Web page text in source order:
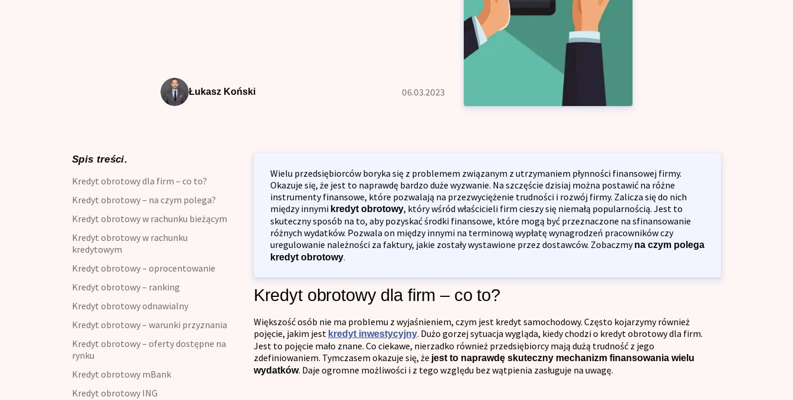
Kredyt konsumpcyjny
Kredyt refinansowy
Kredyt na umowę zlecenie
Kredyt gotówkowy
Zdolność Kredytowa
Kredyt preferencyjny
Kalkulator kredytowy
Kredyt bez zaświadczenia
Kredyt konsumpcyjny
Kredyt refinansowy
Kredyt na umowę zlecenie
Kredyt na działalność gospodarczą
Kredyt odnawialny dla firm
Restrukturyzacja przedsiębiorstw
Kredyt inwestycyjny dla firm
Opinie
Blog
Zespół
Kontakt
Łukasz Koński 06.03.2023
Spis treści.
Kredyt obrotowy dla firm – co to?
Kredyt obrotowy – na czym polega?
Kredyt obrotowy w rachunku bieżącym
Kredyt obrotowy w rachunku
kredytowym
Kredyt obrotowy – oprocentowanie
Kredyt obrotowy – ranking
Kredyt obrotowy odnawialny
Kredyt obrotowy – warunki przyznania
Kredyt obrotowy – oferty dostępne na
rynku
Kredyt obrotowy mBank
Kredyt obrotowy ING
Wielu przedsiębiorców boryka się z problemem związanym z utrzymaniem płynności finansowej firmy.
Okazuje się, że jest to naprawdę bardzo duże wyzwanie. Na szczęście dzisiaj można postawić na różne
instrumenty finansowe, które pozwalają na przezwyciężenie trudności i rozwój firmy. Zalicza się do nich
między innymi kredyt obrotowy, który wśród właścicieli firm cieszy się niemałą popularnością. Jest to
skuteczny sposób na to, aby pozyskać środki finansowe, które mogą być przeznaczone na sfinansowanie
różnych wydatków. Pozwala on między innymi na terminową wypłatę wynagrodzeń pracowników czy
uregulowanie należności za faktury, jakie zostały wystawione przez dostawców. Zobaczmyna czym polega
kredyt obrotowy.
Kredyt obrotowy dla firm – co to?
Większość osób nie ma problemu z wyjaśnieniem, czym jest kredyt samochodowy. Często kojarzymy również
pojęcie, jakim jest kredyt inwestycyjny. Dużo gorzej sytuacja wygląda, kiedy chodzi o kredyt obrotowy dla firm.
Jest to pojęcie mało znane. Co ciekawe, nierzadko również przedsiębiorcy mają dużą trudność z jego
zdefiniowaniem. Tymczasem okazuje się, że jest to naprawdę skuteczny mechanizm finansowania wielu
wydatków. Daje ogromne możliwości i z tego względu bez wątpienia zasługuje na uwagę.